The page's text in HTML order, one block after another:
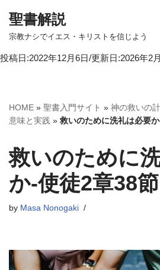
コ
テ
へ
ス
ッ
プ
聖書解説
宗教ナシでイエス・キリストを信じよう
投稿日:2022年12月6日/更新日:2026年2
HOME » 聖書入門サイト » 神の救いの
意味と実践 »救いのために洗礼は必要
救いのために
か-使徒2章38節
by Masa Nonogaki